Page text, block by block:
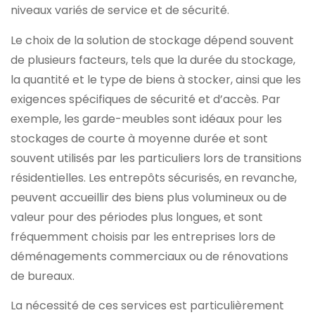
niveaux variés de service et de sécurité.
Le choix de la solution de stockage dépend souvent
de plusieurs facteurs, tels que la durée du stockage,
la quantité et le type de biens à stocker, ainsi que les
exigences spécifiques de sécurité et d’accès. Par
exemple, les garde-meubles sont idéaux pour les
stockages de courte à moyenne durée et sont
souvent utilisés par les particuliers lors de transitions
résidentielles. Les entrepôts sécurisés, en revanche,
peuvent accueillir des biens plus volumineux ou de
valeur pour des périodes plus longues, et sont
fréquemment choisis par les entreprises lors de
déménagements commerciaux ou de rénovations
de bureaux.
La nécessité de ces services est particulièrement